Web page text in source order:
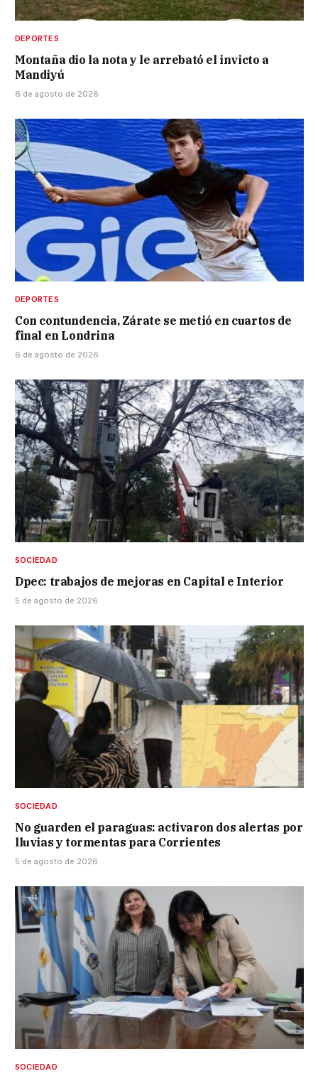
DEPORTES
Montaña dio la nota y le arrebató el invicto a
Mandiyú
6 de agosto de 2026
DEPORTES
Con contundencia, Zárate se metió en cuartos de
final en Londrina
6 de agosto de 2026
SOCIEDAD
Dpec: trabajos de mejoras en Capital e Interior
5 de agosto de 2026
SOCIEDAD
No guarden el paraguas: activaron dos alertas por
lluvias y tormentas para Corrientes
5 de agosto de 2026
SOCIEDAD